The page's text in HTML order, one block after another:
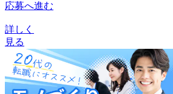
応募へ進む
詳しく
見る